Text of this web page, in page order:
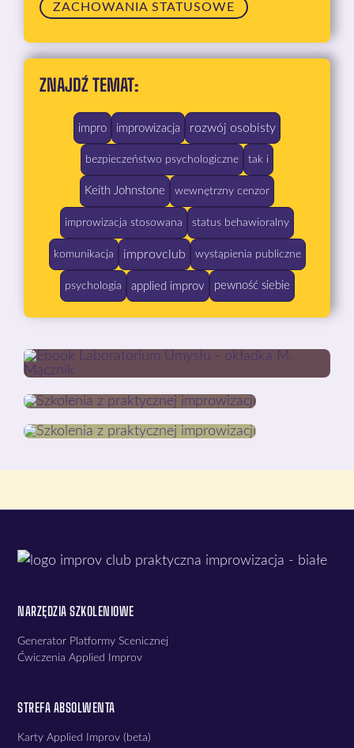
ZACHOWANIA STATUSOWE
ZNAJDŹ TEMAT:
impro improwizacja rozwój osobisty
bezpieczeństwo psychologiczne tak i
Keith Johnstone wewnętrzny cenzor
improwizacja stosowana status behawioralny
komunikacja improvclub wystąpienia publiczne
psychologia applied improv pewność siebie
NARZĘDZIA SZKOLENIOWE
Generator Platformy Scenicznej
Ćwiczenia Applied Improv
STREFA ABSOLWENTA
Karty Applied Improv (beta)